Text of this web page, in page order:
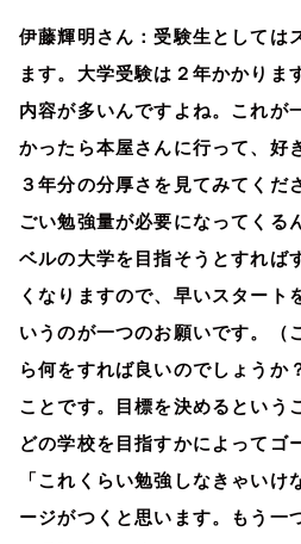
伊藤輝明さん：受験生としては
ます。大学受験は２年かかりま
内容が多いんですよね。これが
かったら本屋さんに行って、好
３年分の分厚さを見てみてくだ
ごい勉強量が必要になってくる
ベルの大学を目指そうとすれば
くなりますので、早いスタート
いうのが一つのお願いです。（
ら何をすれば良いのでしょうか
ことです。目標を決めるという
どの学校を目指すかによってゴ
「これくらい勉強しなきゃいけ
ージがつくと思います。もう一